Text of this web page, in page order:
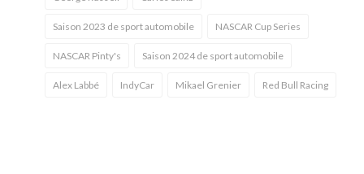
Saison 2023 de sport automobile NASCAR Cup Series
NASCAR Pinty's Saison 2024 de sport automobile
Alex Labbé IndyCar Mikael Grenier Red Bull Racing